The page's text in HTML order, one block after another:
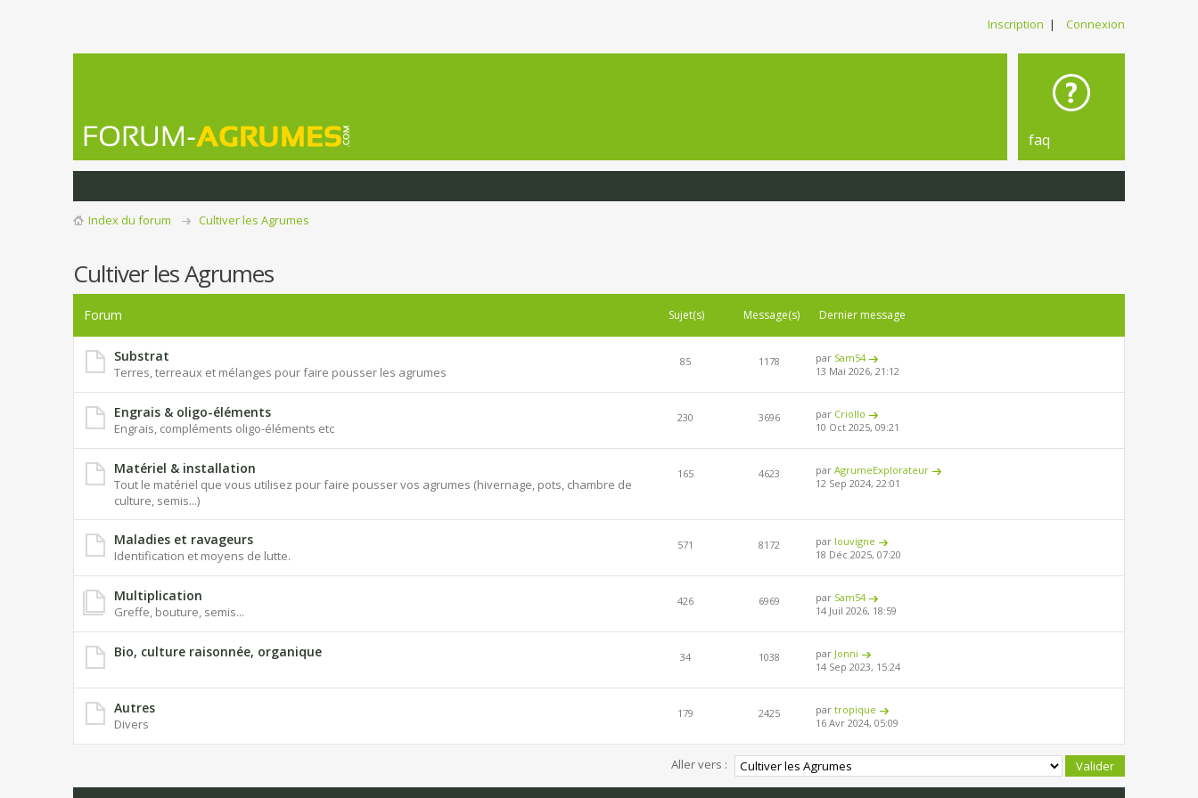
Inscription | Connexion
faq
Index du forum Cultiver les Agrumes
Cultiver les Agrumes
Forum Sujet(s) Message(s) Dernier message
Substrat
Terres, terreaux et mélanges pour faire pousser les agrumes
85 1178 par Sam54
13 Mai 2026, 21:12
Engrais & oligo-éléments
Engrais, compléments oligo-éléments etc
230 3696 par Criollo
10 Oct 2025, 09:21
Matériel & installation
Tout le matériel que vous utilisez pour faire pousser vos agrumes (hivernage, pots, chambre de
culture, semis...)
165 4623 parAgrumeExplorateur
12 Sep 2024, 22:01
Maladies et ravageurs
Identification et moyens de lutte.
571 8172 par louvigne
18 Déc 2025, 07:20
Multiplication
Greffe, bouture, semis...
426 6969 par Sam54
14 Juil 2026, 18:59
Bio, culture raisonnée, organique 34 1038 par Jonni
14 Sep 2023, 15:24
Autres
Divers
179 2425 partropique
16 Avr 2024, 05:09
Aller vers :